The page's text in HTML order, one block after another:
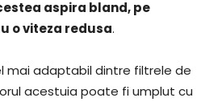
aspira bland, pe
o viteza redusa.
mai adaptabil dintre filtrele de
acestuia poate fi umplut cu